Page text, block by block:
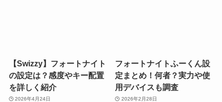
【Swizzy】フォートナイト
の設定は？感度やキー配置
を詳しく紹介
2026年4月24日
フォートナイトふーくん設
定まとめ！何者？実力や使
用デバイスも調査
2026年2月28日